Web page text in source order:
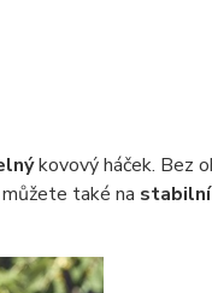
kovový háček. Bez
také na stabilní